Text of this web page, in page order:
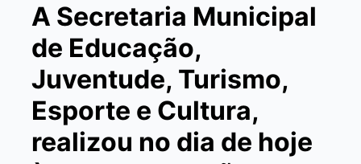
A Secretaria Municipal
de Educação,
Juventude, Turismo,
Esporte e Cultura,
realizou no dia de hoje